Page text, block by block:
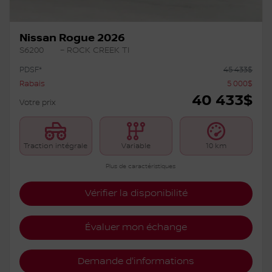
Nissan Rogue 2026
S6200
– ROCK CREEK TI
PDSF*
45 433$
Rabais
5 000$
Votre prix
40 433$
Traction intégrale Variable 10 km
Plus de caractéristiques
Vérifier la disponibilité
Évaluer mon échange
Demande d'informations